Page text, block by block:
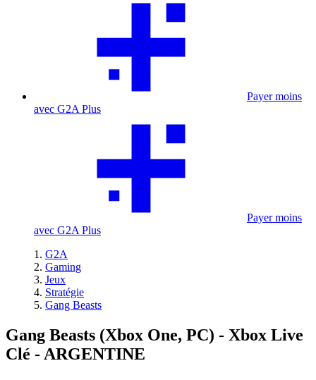
Payer moins
avec G2A Plus
Payer moins
avec G2A Plus
G2A
Gaming
Jeux
Stratégie
Gang Beasts
Gang Beasts (Xbox One, PC) - Xbox Live
Clé - ARGENTINE